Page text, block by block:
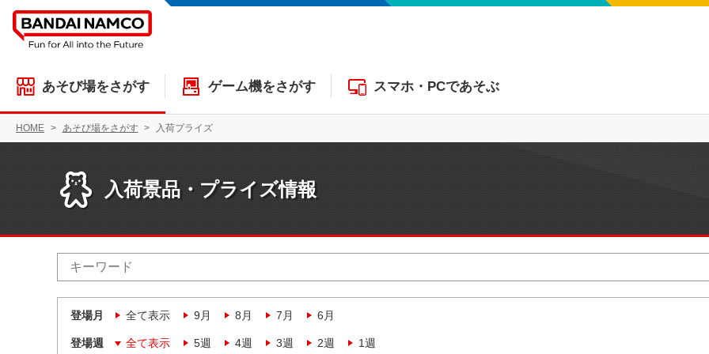
あそび場をさがす ゲーム機をさがす スマホ・PCであそぶ
HOME あそび場をさがす 入荷プライズ
入荷景品・プライズ情報
登場月 全て表示 9月 8月 7月 6月
登場週 全て表示 5週 4週 3週 2週 1週